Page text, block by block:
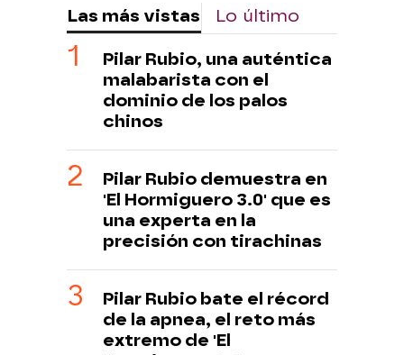
Las más vistas Lo último
Pilar Rubio, una auténtica
malabarista con el
dominio de los palos
chinos
Pilar Rubio demuestra en
'El Hormiguero 3.0' que es
una experta en la
precisión con tirachinas
Pilar Rubio bate el récord
de la apnea, el reto más
extremo de 'El